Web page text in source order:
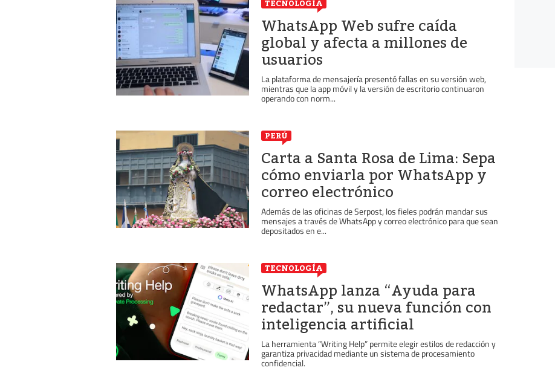
TECNOLOGÍA
WhatsApp Web sufre caída
global y afecta a millones de
usuarios
La plataforma de mensajería presentó fallas en su versión web,
mientras que la app móvil y la versión de escritorio continuaron
operando con norm...
PERÚ
Carta a Santa Rosa de Lima: Sepa
cómo enviarla por WhatsApp y
correo electrónico
Además de las oficinas de Serpost, los fieles podrán mandar sus
mensajes a través de WhatsApp y correo electrónico para que sean
depositados en e...
TECNOLOGÍA
WhatsApp lanza “Ayuda para
redactar”, su nueva función con
inteligencia artificial
La herramienta “Writing Help” permite elegir estilos de redacción y
garantiza privacidad mediante un sistema de procesamiento
confidencial.